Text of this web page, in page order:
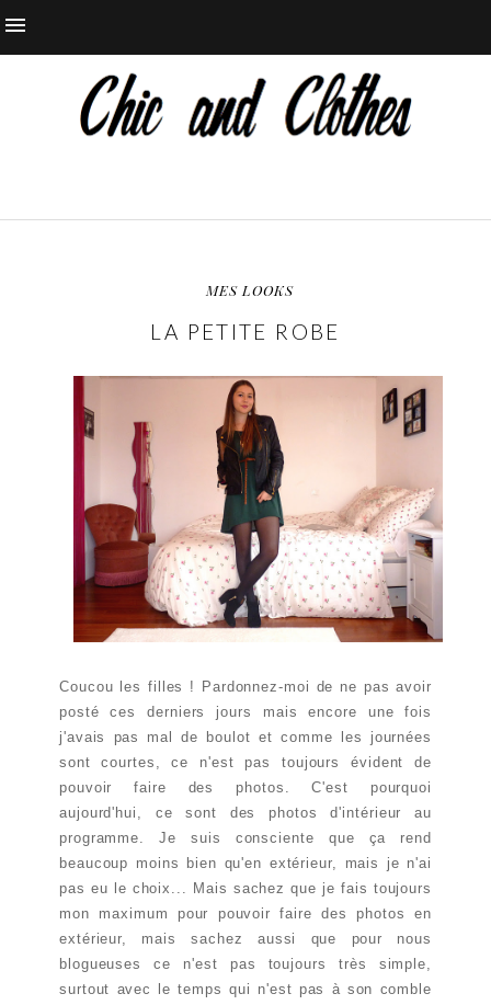
MES LOOKS
LA PETITE ROBE
Coucou les filles ! Pardonnez-moi de ne pas avoir
posté ces derniers jours mais encore une fois
j'avais pas mal de boulot et comme les journées
sont courtes, ce n'est pas toujours évident de
pouvoir faire des photos. C'est pourquoi
aujourd'hui, ce sont des photos d'intérieur au
programme. Je suis consciente que ça rend
beaucoup moins bien qu'en extérieur, mais je n'ai
pas eu le choix... Mais sachez que je fais toujours
mon maximum pour pouvoir faire des photos en
extérieur, mais sachez aussi que pour nous
blogueuses ce n'est pas toujours très simple,
surtout avec le temps qui n'est pas à son comble